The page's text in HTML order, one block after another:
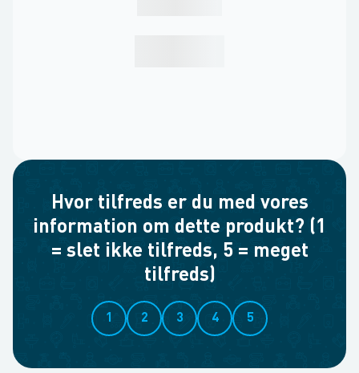
Hvor tilfreds er du med vores
information om dette produkt? (1
= slet ikke tilfreds, 5 = meget
tilfreds)
1 2 3 4 5